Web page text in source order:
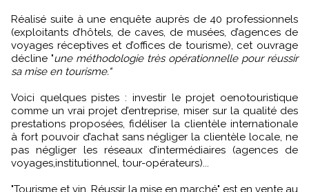
Réalisé suite à une enquête auprès de 40 professionnels
(exploitants d’hôtels, de caves, de musées, d’agences de
voyages réceptives et d’offices de tourisme), cet ouvrage
décline "une méthodologie très opérationnelle pour réussir
sa mise en tourisme."
Voici quelques pistes : investir le projet oenotouristique
comme un vrai projet d’entreprise, miser sur la qualité des
prestations proposées, fidéliser la clientèle internationale
à fort pouvoir d’achat sans négliger la clientèle locale, ne
pas négliger les réseaux d’intermédiaires (agences de
voyages,institutionnel, tour-opérateurs)...
"Tourisme et vin, Réussir la mise en marché" est en vente au